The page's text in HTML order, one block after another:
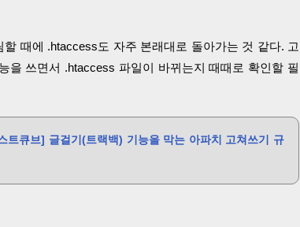
때에 .htaccess도 자주 본래대로 돌아가는 것 같다. 고
을 쓰면서 .htaccess 파일이 바뀌는지 때때로 확인할 필
트큐브] 글걸기(트랙백) 기능을 막는 아파치 고쳐쓰기 규